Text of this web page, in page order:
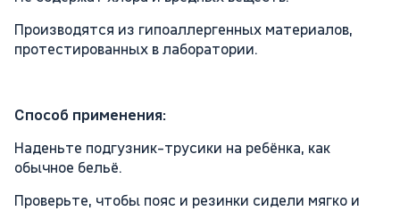
Производятся из гипоаллергенных материалов,
протестированных в лаборатории.
Способ применения:
Наденьте подгузник-трусики на ребёнка, как
обычное бельё.
Проверьте, чтобы пояс и резинки сидели мягко и